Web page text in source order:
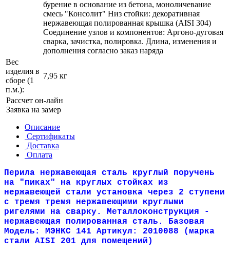
бурение в основание из бетона, моноличевание
смесь "Консолит" Низ стойки: декоративная
нержавеющая полированная крышка (AISI 304)
Соединение узлов и компонентов: Аргоно-дуговая
сварка, зачистка, полировка. Длина, изменения и
дополнения согласно заказ наряда
Вес
изделия в
сборе (1
п.м.):
7,95 кг
Рассчет он-лайн
Заявка на замер
Описание
Сертификаты
Доставка
Оплата
Перила нержавеющая сталь круглый поручень
на "пиках" на круглых стойках из
нержавеющей стали установка через 2 ступени
с тремя тремя нержавеющими круглыми
ригелями на сварку. Металлоконструкция -
нержавеющая полированная сталь. Базовая
Модель: МЭНКС 141 Артикул: 2010088 (марка
стали AISI 201 для помещений)